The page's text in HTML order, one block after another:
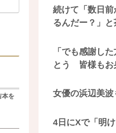
続けて「数日
るんだー？」
「でも感謝し
とう 皆様もお
女優の浜辺美波
4日にXで「明
本を
歳)とかいう突然現れ
ん女優ｗｗｗｗｗｗ